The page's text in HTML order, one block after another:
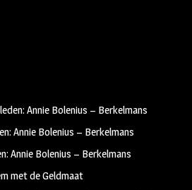
Annie Bolenius – Berkelmans
Annie Bolenius – Berkelmans
Annie Bolenius – Berkelmans
met de Geldmaat